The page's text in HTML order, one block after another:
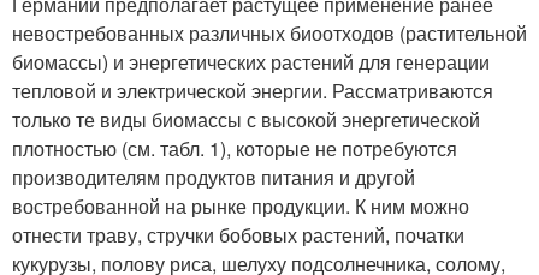
невостребованных различных биоотходов (растительной
биомассы) и энергетических растений для генерации
тепловой и электрической энергии. Рассматриваются
только те виды биомассы с высокой энергетической
плотностью (см. табл. 1), которые не потребуются
производителям продуктов питания и другой
востребованной на рынке продукции. К ним можно
отнести траву, стручки бобовых растений, початки
кукурузы, полову риса, шелуху подсолнечника, солому,